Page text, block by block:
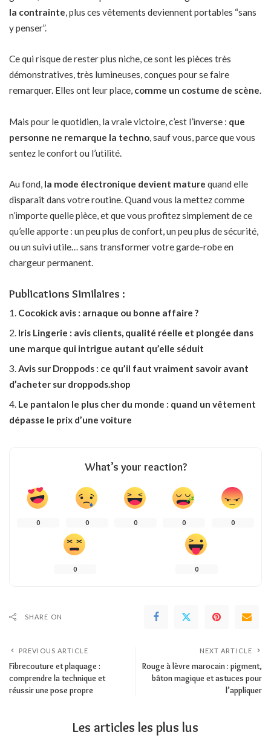
la contrainte, plus ces vêtements deviennent portables “sans
y penser”.
Ce qui risque de rester plus niche, ce sont les pièces très
démonstratives, très lumineuses, conçues pour se faire
remarquer. Elles ont leur place, comme un costume de scène.
Mais pour le quotidien, la vraie victoire, c’est l’inverse : que
personne ne remarque la techno, sauf vous, parce que vous
sentez le confort ou l’utilité.
Au fond, la mode électronique devient mature quand elle
disparaît dans votre routine. Quand vous la mettez comme
n’importe quelle pièce, et que vous profitez simplement de ce
qu’elle apporte : un peu plus de confort, un peu plus de sécurité,
ou un suivi utile… sans transformer votre garde-robe en
chargeur permanent.
Publications Similaires :
Cocokick avis : arnaque ou bonne affaire ?
Iris Lingerie : avis clients, qualité réelle et plongée dans
une marque qui intrigue autant qu’elle séduit
Avis sur Droppods : ce qu’il faut vraiment savoir avant
d’acheter sur droppods.shop
Le pantalon le plus cher du monde : quand un vêtement
dépasse le prix d’une voiture
What’s your reaction?
0 0 0 0 0
0 0
SHARE ON
PREVIOUS ARTICLE
Fibrecouture et plaquage :
comprendre la technique et
réussir une pose propre
NEXT ARTICLE
Rouge à lèvre marocain : pigment,
bâton magique et astuces pour
l’appliquer
Les articles les plus lus